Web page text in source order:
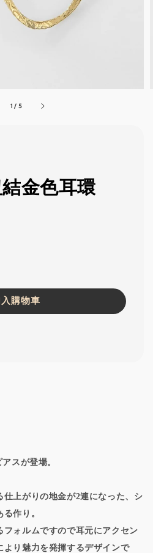
1 / 5
金色耳環
購物車
スが登場。
仕上がりの地金が2連になった、シ
作り。
ォルムですので耳元にアクセン
より魅力を発揮するデザインで